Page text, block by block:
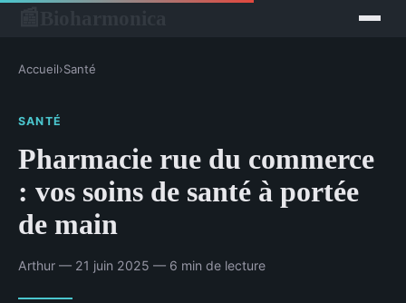
Accueil›Santé
SANTÉ
Pharmacie rue du commerce
: vos soins de santé à portée
de main
Arthur — 21 juin 2025 — 6 min de lecture